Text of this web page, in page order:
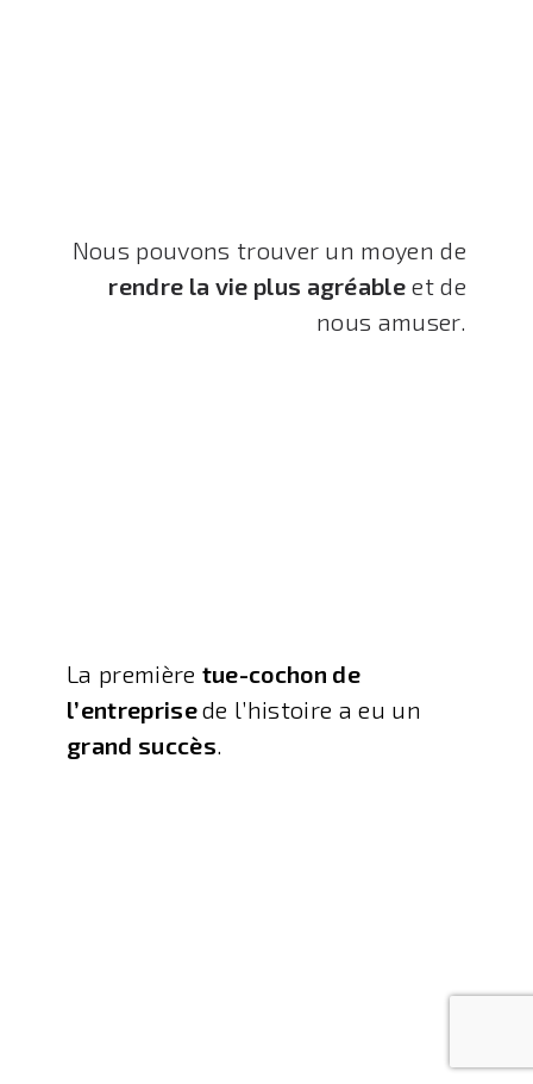
Nous pouvons trouver un moyen de
rendre la vie plus agréable et de
nous amuser.
La première tue-cochon de
l’entreprisede l’histoire a eu un
grand succès.